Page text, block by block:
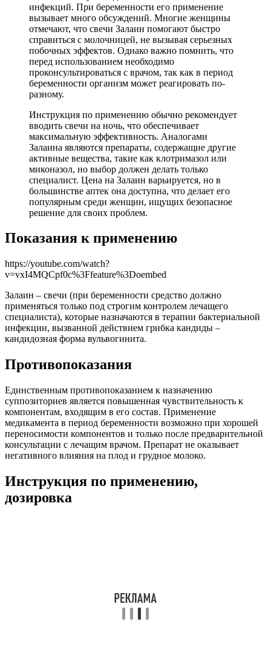
инфекций. При беременности его применение
вызывает много обсуждений. Многие женщины
отмечают, что свечи Залаин помогают быстро
справиться с молочницей, не вызывая серьезных
побочных эффектов. Однако важно помнить, что
перед использованием необходимо
проконсультироваться с врачом, так как в период
беременности организм может реагировать по-
разному.
Инструкция по применению обычно рекомендует
вводить свечи на ночь, что обеспечивает
максимальную эффективность. Аналогами
Залаина являются препараты, содержащие другие
активные вещества, такие как клотримазол или
миконазол, но выбор должен делать только
специалист. Цена на Залаин варьируется, но в
большинстве аптек она доступна, что делает его
популярным среди женщин, ищущих безопасное
решение для своих проблем.
Показания к применению
https://youtube.com/watch?
v=vxI4MQCpf0c%3Ffeature%3Doembed
Залаин – свечи (при беременности средство должно
применяться только под строгим контролем лечащего
специалиста), которые назначаются в терапии бактериальной
инфекции, вызванной действием грибка кандиды –
кандидозная форма вульвогинита.
Противопоказания
Единственным противопоказанием к назначению
суппозиториев является повышенная чувствительность к
компонентам, входящим в его состав. Применение
медикамента в период беременности возможно при хорошей
переносимости компонентов и только после предварительной
консультации с лечащим врачом. Препарат не оказывает
негативного влияния на плод и грудное молоко.
Инструкция по применению,
дозировка